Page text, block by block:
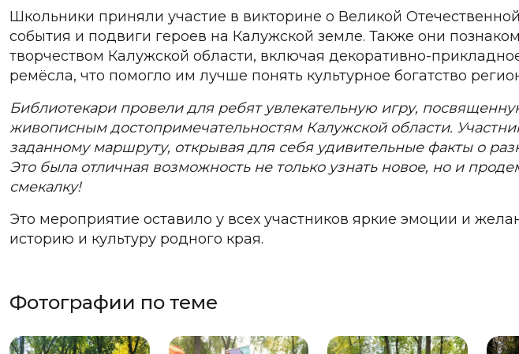
Школьники приняли участие в викторине о Великой
события и подвиги героев на Калужской земле. Также они
творчеством Калужской области, включая декоративно-
ремёсла, что помогло им лучше понять культурное богатство
Библиотекари провели для ребят увлекательную игру,
живописным достопримечательностям Калужской области.
заданному маршруту, открывая для себя удивительные факты о
Это была отличная возможность не только узнать новое, но и
смекалку!
Это мероприятие оставило у всех участников яркие эмоции и
историю и культуру родного края.
Фотографии по теме